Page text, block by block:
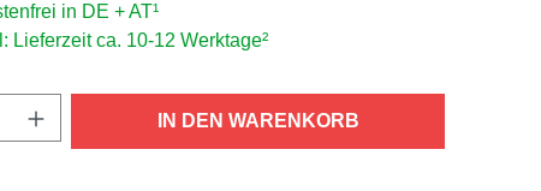
in DE + AT¹
Lieferzeit ca. 10-12 Werktage²
Gib den gewünschten Wert ein
IN DEN WARENKORB